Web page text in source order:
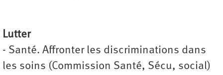
Lutter
- Santé. Affronter les discriminations dans
les soins (Commission Santé, Sécu, social)